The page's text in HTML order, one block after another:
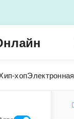
хопЭлектронная